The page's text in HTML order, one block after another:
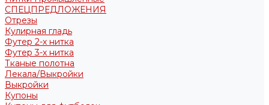
СПЕЦПРЕДЛОЖЕНИЯ
Отрезы
Кулирная гладь
Футер 2-х нитка
Футер 3-х нитка
Тканые полотна
Лекала/Выкройки
Выкройки
Купоны